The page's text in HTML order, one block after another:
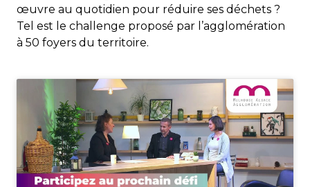
œuvre au quotidien pour réduire ses déchets ?
Tel est le challenge proposé par l’agglomération
à 50 foyers du territoire.